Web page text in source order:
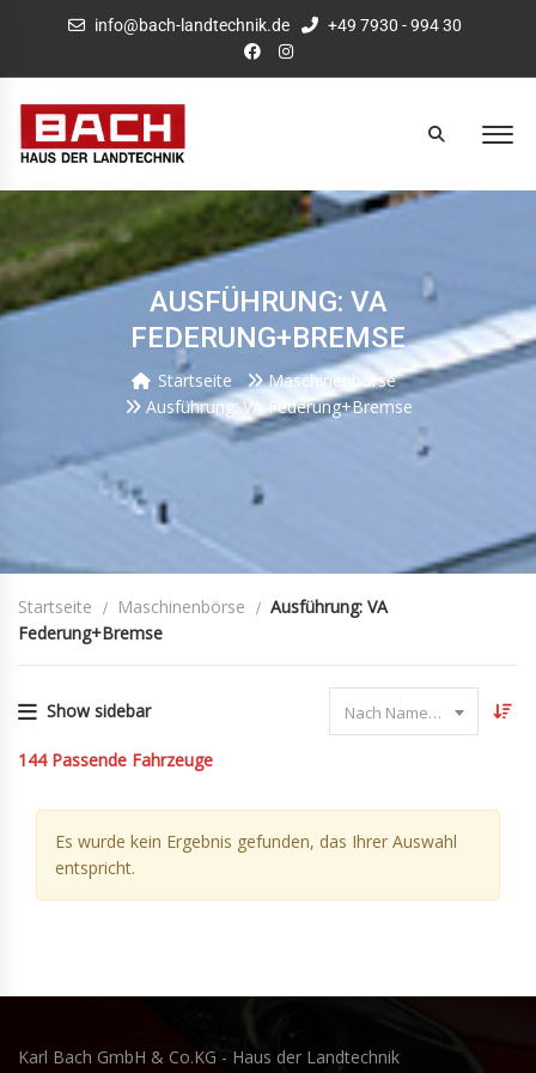
info@bach-landtechnik.de +49 7930 - 994 30
AUSFÜHRUNG: VA
FEDERUNG+BREMSE
Startseite
Maschinenbörse
Ausführung: VA Federung+bremse
Startseite Maschinenbörse
Ausführung: VA
Federung+bremse
Show sidebar Nach Name sortieren
144 Passende Fahrzeuge
Es wurde kein Ergebnis gefunden, das Ihrer Auswahl
entspricht.
Karl Bach GmbH & Co.KG - Haus der Landtechnik